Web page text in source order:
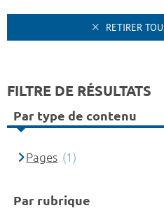
RETIRER
FILTRE DE RÉSULTATS
Par type de contenu
Pages (1)
Par rubrique